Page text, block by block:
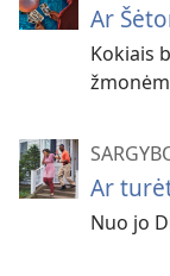
Ar
Kokiais
Ar
Nuo jo